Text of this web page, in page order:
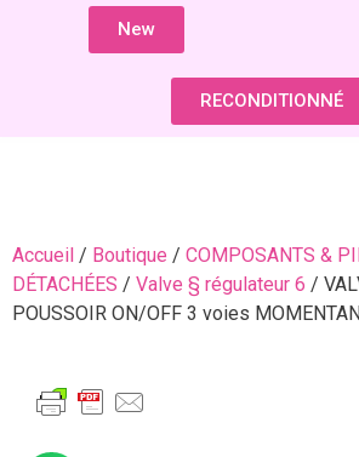
New
RECONDITIONNÉ
Accueil / Boutique / COMPOSANTS &
DÉTACHÉES / Valve § régulateur 6 /
POUSSOIR ON/OFF 3 voies